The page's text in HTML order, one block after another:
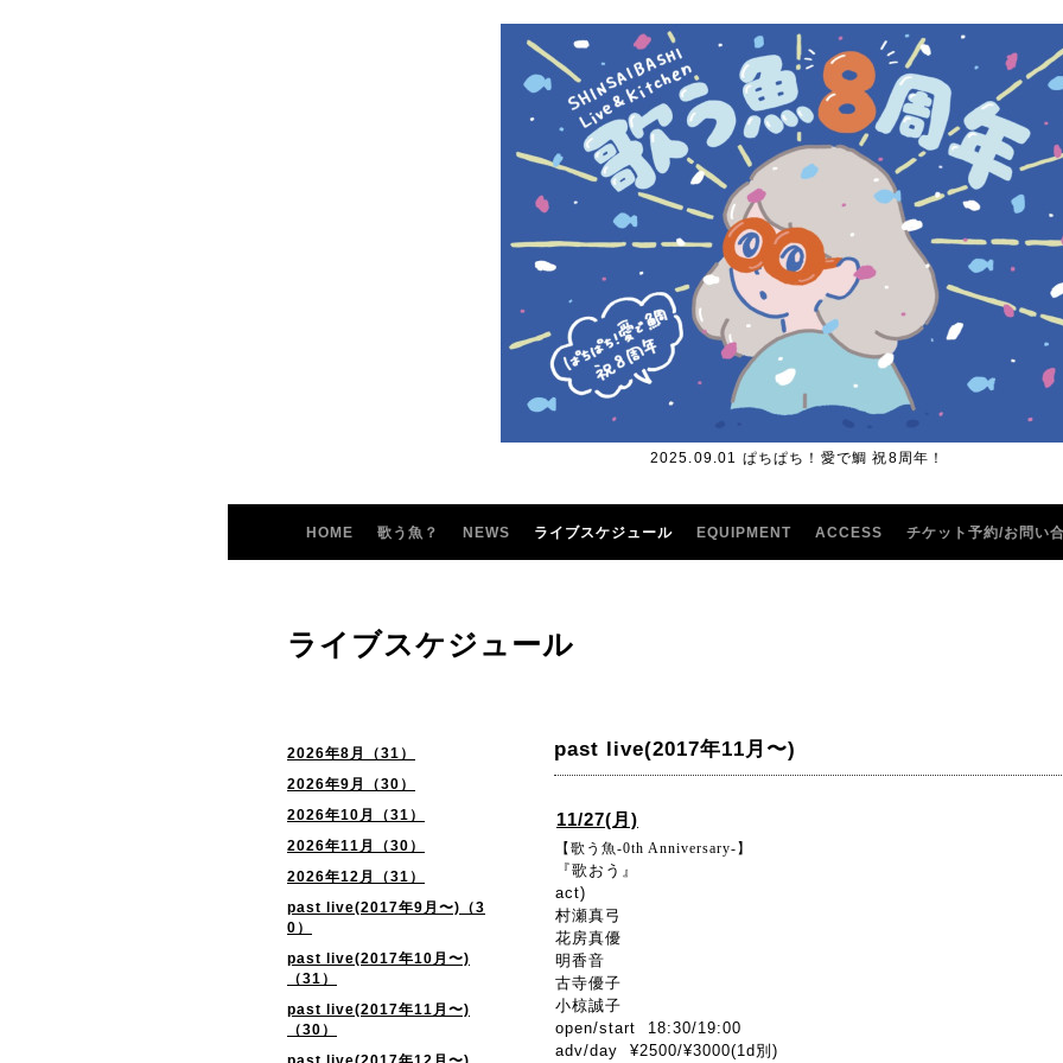
2025.09.01 ぱちぱち！愛で鯛 祝8周年！
HOME 歌う魚？ NEWS ライブスケジュール EQUIPMENT ACCESS チケット予約/お問い
2026年8月（31）
2026年9月（30）
2026年10月（31）
2026年11月（30）
2026年12月（31）
past live(2017年9月〜)（3
0）
past live(2017年10月〜)
（31）
past live(2017年11月〜)
（30）
ライブスケジュール
past live(2017年11月〜)
11/27(月)
【歌う魚-0th Anniversary-】
『歌おう』
act)
村瀬真弓
花房真優
明香音
古寺優子
小椋誠子
open/start 18:30/19:00
adv/day ¥2500/¥3000(1d別)